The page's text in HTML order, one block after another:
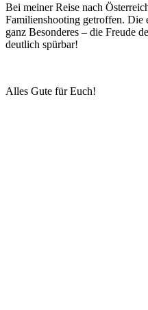
Bei meiner Reise nach
Familienshooting getroffen. Die
ganz Besonderes – die Freude
deutlich spürbar!
Alles Gute für Euch!